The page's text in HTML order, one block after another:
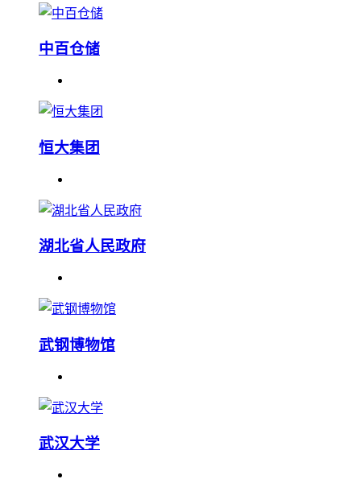
中百仓储
恒大集团
湖北省人民政府
武钢博物馆
武汉大学